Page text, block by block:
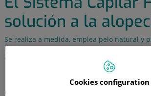
solución a la
Se realiza a medida, emplea pelo natural y
ideal para pacientes que no se pueden
capilares
Cuando la pérdida ocasional de
Cookies configuration